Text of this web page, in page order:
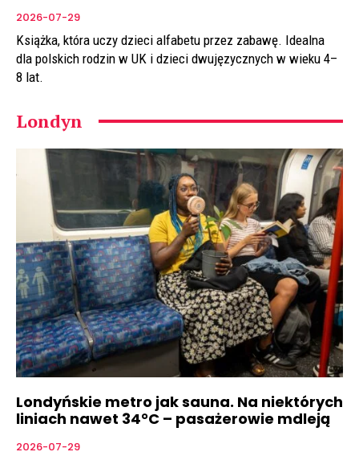
2026-07-29
Książka, która uczy dzieci alfabetu przez zabawę. Idealna
dla polskich rodzin w UK i dzieci dwujęzycznych w wieku 4–
8 lat.
Londyn
Londyńskie metro jak sauna. Na niektórych
liniach nawet 34°C – pasażerowie mdleją
2026-07-29